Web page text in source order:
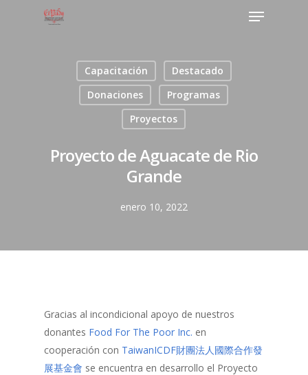
Capacitación
Destacado
Donaciones
Programas
Proyectos
Proyecto de Aguacate de Rio
Grande
enero 10, 2022
Gracias al incondicional apoyo de nuestros
donantes Food For The Poor Inc. en
cooperación con TaiwanICDF財團法人國際合作發
展基金會 se encuentra en desarrollo el Proyecto